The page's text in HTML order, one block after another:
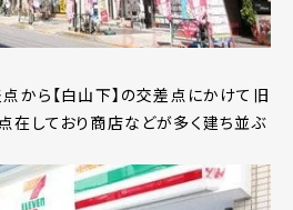
から【白山下】の交差点にかけて旧
在しており商店などが多く建ち並ぶ